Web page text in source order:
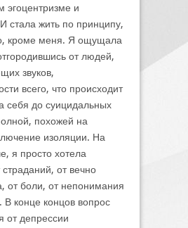
эгоцентризме и
стала жить по принципу,
кроме меня. Я ощущала
от людей,
звуков,
всего, что происходит
себя до суицидальных
похожей на
изоляции. На
я просто хотела
страданий, от вечно
от боли, от непонимания
конце концов вопрос
от депрессии